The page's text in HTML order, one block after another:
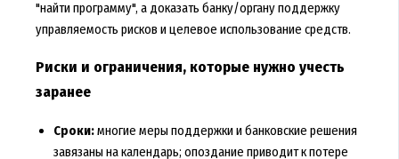
"найти программу", а доказать банку/органу поддержку
управляемость рисков и целевое использование средств.
Риски и ограничения, которые нужно учесть
заранее
Сроки:многие меры поддержки и банковские решения
завязаны на календарь; опоздание приводит к потере